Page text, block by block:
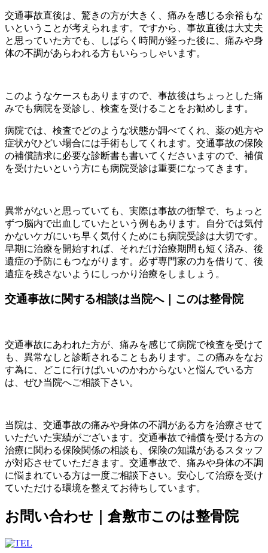
交通事故直後は、驚きの方が大きく、痛みを感じる余裕もな
いということが考えられます。ですから、事故直後は大丈夫
と思っていた方でも、しばらく時間が経った後に、痛みや身
体の不調があらわれる方もいらっしゃいます。
このようなケースもありますので、事故後はちょっとした痛
みでも病院を受診し、検査を受けることをお勧めします。
病院では、検査でどのような状態か調べてくれ、薬の処方や
症状がひどい場合には手術もしてくれます。交通事故の保険
の補償請求に必要な診断書も書いてくださいますので、補償
を受けたいという方にも病院受診は重要になってきます。
異常がないと思っていても、実際は事故の衝撃で、ちょっと
ずつ脳内で出血していたという例もあります。自分では気付
かないケガにいち早く気付くためにも病院受診は大切です。
早期に治療を開始すれば、それだけ治療期間も短く済み、後
遺症の予防にもつながります。必ず専門家の力を借りて、後
遺症を残さないようにしっかり治療をしましょう。
交通事故に関する相談は当院へ｜このは整骨院
交通事故にあわれた方が、痛みを感じて病院で検査を受けて
も、異常なしと診断されることもあります。この痛みをなお
す為に、どこに行けばいいのかわからないと悩んでいる方
は、ぜひ当院へご相談下さい。
当院は、交通事故の痛みや身体の不調がある方を治療させて
いただいた実績がございます。交通事故で補償を受ける方の
治療に関わる保険関係の相談も、保険の知識があるスタッフ
が対応させていただきます。交通事故で、痛みや身体の不調
に悩まれている方は一度ご相談下さい。安心して治療を受け
ていただける環境を整えてお待ちしています。
お問い合わせ｜倉敷市このは整骨院